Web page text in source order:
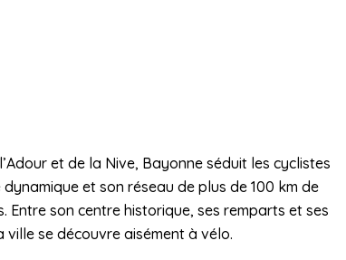
et de la Nive, Bayonne séduit les cyclistes
et son réseau de plus de 100 km de
Entre son centre historique, ses remparts et ses
ville se découvre aisément à vélo.